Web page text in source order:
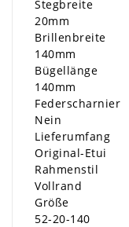
Stegbreite
20mm
Brillenbreite
140mm
Bügellänge
140mm
Federscharnier
Nein
Lieferumfang
Original-Etui
Rahmenstil
Vollrand
Größe
52-20-140